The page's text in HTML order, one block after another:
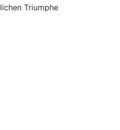
Triumphe